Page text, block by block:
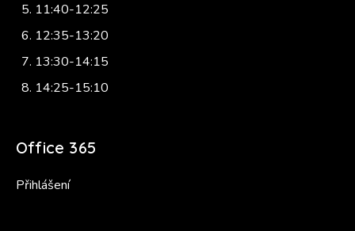
11:40-12:25
12:35-13:20
13:30-14:15
14:25-15:10
Office 365
Přihlášení